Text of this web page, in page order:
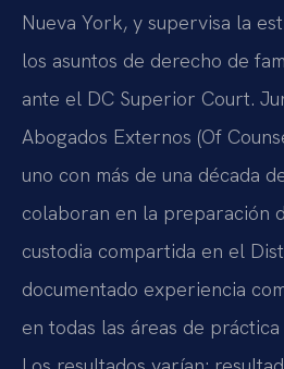
Nueva York, y supervisa la
los asuntos de derecho de
ante el DC Superior Court.
Abogados Externos (Of
uno con más de una década
colaboran en la preparación
custodia compartida en el
documentado experiencia
en todas las áreas de